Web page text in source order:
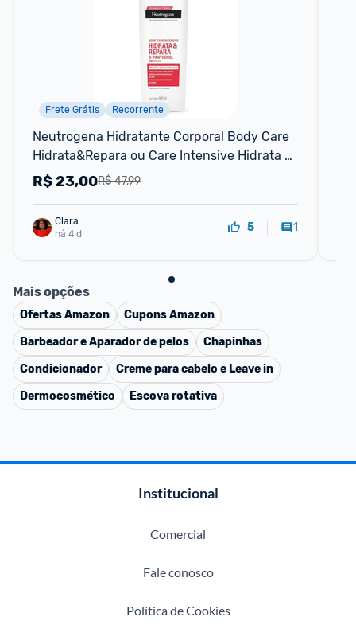
Frete Grátis Recorrente
Neutrogena Hidratante Corporal Body Care
Hidrata&Repara ou Care Intensive Hidrata &
Suaviza 400mlR$ 47,99
R$23,00
Clara
há 4 d
5 1
Mais opções
OfertasAmazon CuponsAmazon
Barbeador e Aparador de pelos
Chapinhas
Condicionador
Creme para cabelo e Leave in
Dermocosmético
Escova rotativa
Institucional
Comercial
Fale conosco
Política de Cookies